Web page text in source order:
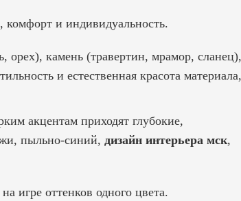
комфорт и индивидуальность.
орех), камень (травертин, мрамор, сланец),
и естественная красота материала,
акцентам приходят глубокие,
пыльно-синий, дизайн интерьера мск,
игре оттенков одного цвета.